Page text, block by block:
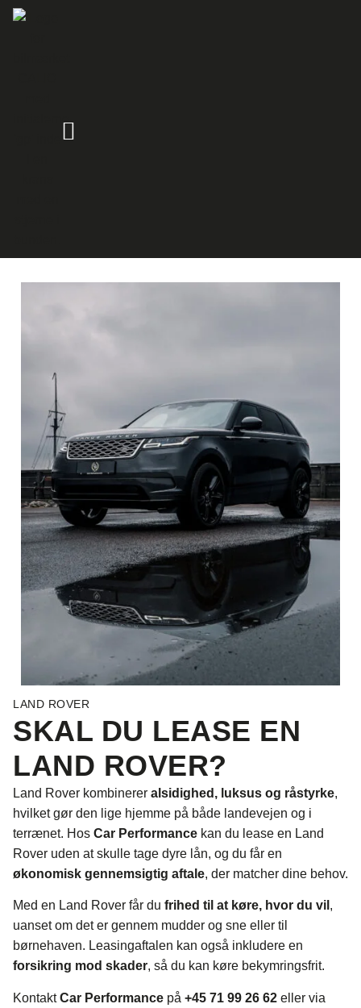
LAND ROVER
SKAL DU LEASE EN
LAND ROVER?
Land Rover kombinerer alsidighed, luksus og råstyrke,
hvilket gør den lige hjemme på både landevejen og i
terrænet. Hos Car Performance kan du lease en Land
Rover uden at skulle tage dyre lån, og du får en
økonomisk gennemsigtig aftale, der matcher dine behov.
Med en Land Rover får du frihed til at køre, hvor du vil ,
uanset om det er gennem mudder og sne eller til
børnehaven. Leasingaftalen kan også inkludere en
forsikring mod skader, så du kan køre bekymringsfrit.
KontaktCar Performance på +45 71 99 26 62 eller via